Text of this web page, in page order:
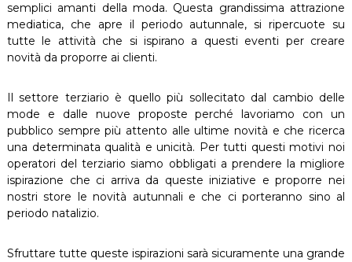
semplici amanti della moda. Questa grandissima attrazione
mediatica, che apre il periodo autunnale, si ripercuote su
tutte le attività che si ispirano a questi eventi per creare
novità da proporre ai clienti.
Il settore terziario è quello più sollecitato dal cambio delle
mode e dalle nuove proposte perché lavoriamo con un
pubblico sempre più attento alle ultime novità e che ricerca
una determinata qualità e unicità. Per tutti questi motivi noi
operatori del terziario siamo obbligati a prendere la migliore
ispirazione che ci arriva da queste iniziative e proporre nei
nostri store le novità autunnali e che ci porteranno sino al
periodo natalizio.
Sfruttare tutte queste ispirazioni sarà sicuramente una grande